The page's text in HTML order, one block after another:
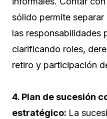
sólido permite
las responsabilidades
clarificando roles,
retiro y participación
4. Plan de sucesión
estratégico: La